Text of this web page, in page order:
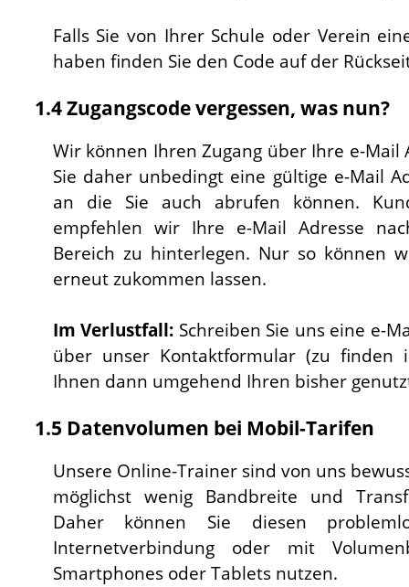
Falls Sie von Ihrer Schule oder Verein
haben finden Sie den Code auf der
1.4 Zugangscode vergessen, was nun?
Wir können Ihren Zugang über Ihre e-Mail
Sie daher unbedingt eine gültige e-Mail
an die Sie auch abrufen können.
empfehlen wir Ihre e-Mail Adresse
Bereich zu hinterlegen. Nur so können
erneut zukommen lassen.
Im Verlustfall: Schreiben Sie uns eine e-
über unser Kontaktformular (zu
Ihnen dann umgehend Ihren bisher
1.5 Datenvolumen bei Mobil-Tarifen
Unsere Online-Trainer sind von uns
möglichst wenig Bandbreite und
Daher können Sie diesen
Internetverbindung oder mit
Smartphones oder Tablets nutzen.